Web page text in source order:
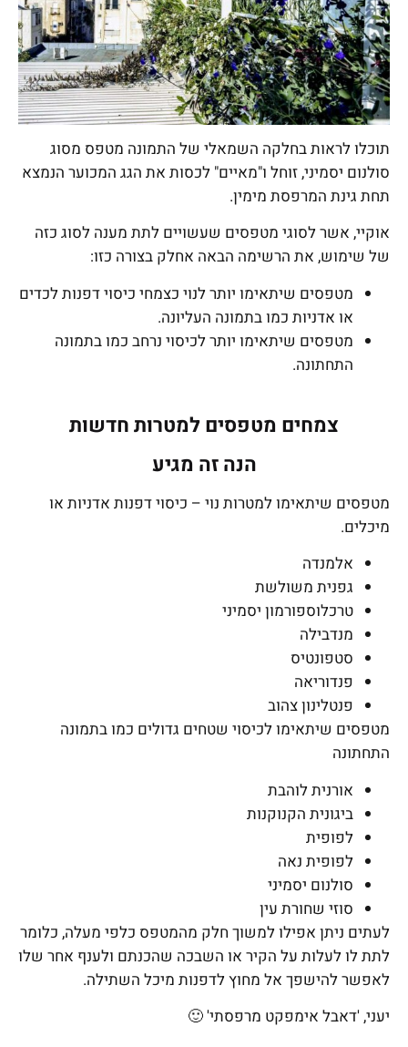
תוכלו לראות בחלקה השמאלי של התמונה מטפס מסוג
סולנום יסמיני, זוחל ו"מאיים" לכסות את הגג המכוער הנמצא
תחת גינת המרפסת מימין.
אוקיי, אשר לסוגי מטפסים שעשויים לתת מענה לסוג כזה
של שימוש, את הרשימה הבאה אחלק בצורה כזו:
מטפסים שיתאימו יותר לנוי כצמחי כיסוי דפנות לכדים
או אדניות כמו בתמונה העליונה.
מטפסים שיתאימו יותר לכיסוי נרחב כמו בתמונה
התחתונה.
צמחים מטפסים למטרות חדשות
הנה זה מגיע
מטפסים שיתאימו למטרות נוי – כיסוי דפנות אדניות או
מיכלים.
אלמנדה
גפנית משולשת
טרכלוספורמון יסמיני
מנדבילה
סטפונטיס
פנדוריאה
פנטלינון צהוב
מטפסים שיתאימו לכיסוי שטחים גדולים כמו בתמונה
התחתונה
אורנית לוהבת
ביגונית הקנוקנות
לפופית
לפופית נאה
סולנום יסמיני
סוזי שחורת עין
לעתים ניתן אפילו למשוך חלק מהמטפס כלפי מעלה, כלומר
לתת לו לעלות על הקיר או השבכה שהכנתם ולענף אחר שלו
לאפשר להישפך אל מחוץ לדפנות מיכל השתילה.
יעני, 'דאבל אימפקט מרפסתי' 🙂